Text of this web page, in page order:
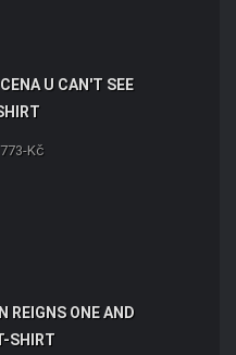
U CAN'T SEE
Kč
REIGNS ONE AND
SHIRT